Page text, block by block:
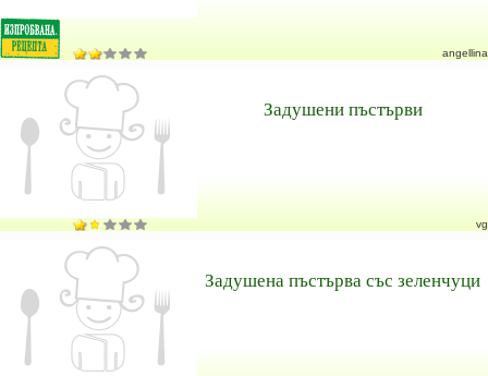
angellina
Задушени пъстърви
vg
Задушена пъстърва със зеленчуци